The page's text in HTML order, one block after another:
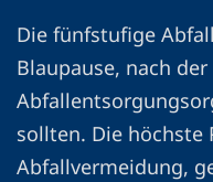
Die fünfstufige
Blaupause, nach
sollten. Die
Abfallvermeidung,